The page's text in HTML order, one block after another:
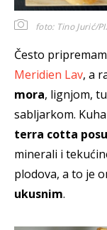
foto: Tino Jurić/
Često pripremam
Meridien Lav, a
mora, lignjom,
sabljarkom.
terra cotta
minerali i
plodova, a to je
ukusnim.